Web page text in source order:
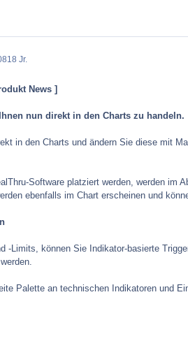
18 Jr.
News ]
nun direkt in den Charts zu handeln.
in den Charts und ändern Sie diese mit
Software platziert werden, werden im
ebenfalls im Chart erscheinen und
-Limits, können Sie Indikator-basierte
Palette an technischen Indikatoren und